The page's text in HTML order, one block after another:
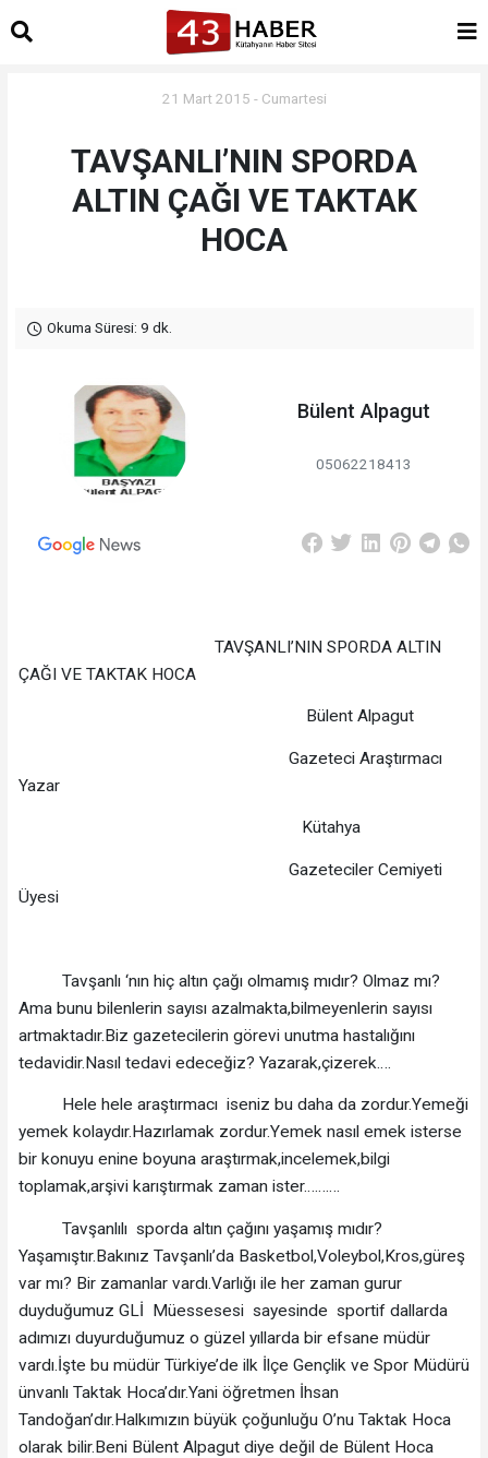
21 Mart 2015 - Cumartesi
TAVŞANLI’NIN SPORDA
ALTIN ÇAĞI VE TAKTAK
HOCA
Okuma Süresi: 9 dk.
Bülent Alpagut
05062218413
TAVŞANLI’NIN SPORDA ALTIN
ÇAĞI VE TAKTAK HOCA
Bülent Alpagut
Gazeteci Araştırmacı
Yazar
Kütahya
Gazeteciler Cemiyeti
Üyesi
Tavşanlı ‘nın hiç altın çağı olmamış mıdır? Olmaz mı?
Ama bunu bilenlerin sayısı azalmakta,bilmeyenlerin sayısı
artmaktadır.Biz gazetecilerin görevi unutma hastalığını
tedavidir.Nasıl tedavi edeceğiz? Yazarak,çizerek….
Hele hele araştırmacı iseniz bu daha da zordur.Yemeği
yemek kolaydır.Hazırlamak zordur.Yemek nasıl emek isterse
bir konuyu enine boyuna araştırmak,incelemek,bilgi
toplamak,arşivi karıştırmak zaman ister……….
Tavşanlılı sporda altın çağını yaşamış mıdır?
Yaşamıştır.Bakınız Tavşanlı’da Basketbol,Voleybol,Kros,güreş
var mı? Bir zamanlar vardı.Varlığı ile her zaman gurur
duyduğumuz GLİ Müessesesi sayesinde sportif dallarda
adımızı duyurduğumuz o güzel yıllarda bir efsane müdür
vardı.İşte bu müdür Türkiye’de ilk İlçe Gençlik ve Spor Müdürü
ünvanlı Taktak Hoca’dır.Yani öğretmen İhsan
Tandoğan’dır.Halkımızın büyük çoğunluğu O’nu Taktak Hoca
olarak bilir.Beni Bülent Alpagut diye değil de Bülent Hoca